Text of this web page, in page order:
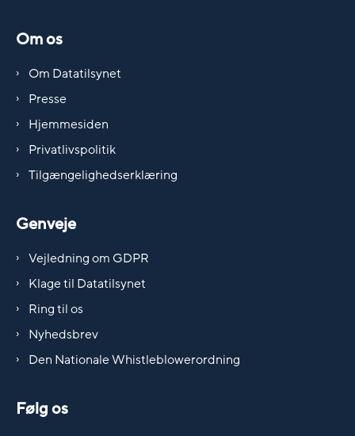
Om os
Om Datatilsynet
Presse
Hjemmesiden
Privatlivspolitik
Tilgængelighedserklæring
Genveje
Vejledning om GDPR
Klage til Datatilsynet
Ring til os
Nyhedsbrev
Den Nationale Whistleblowerordning
Følg os